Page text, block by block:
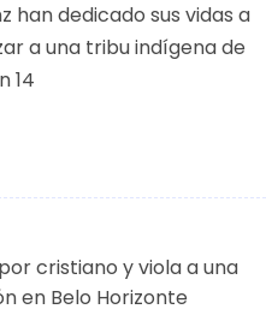
han dedicado sus vidas a
a una tribu indígena de
14